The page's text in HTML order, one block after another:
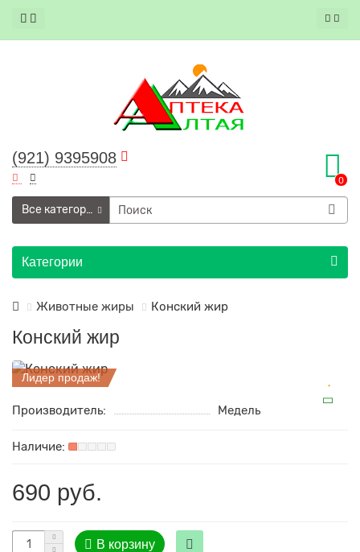
(921) 9395908
0
Все категории
Категории
Животные жиры Конский жир
Конский жир
Лидер продаж!
Производитель: Медель
690 руб.
В корзину